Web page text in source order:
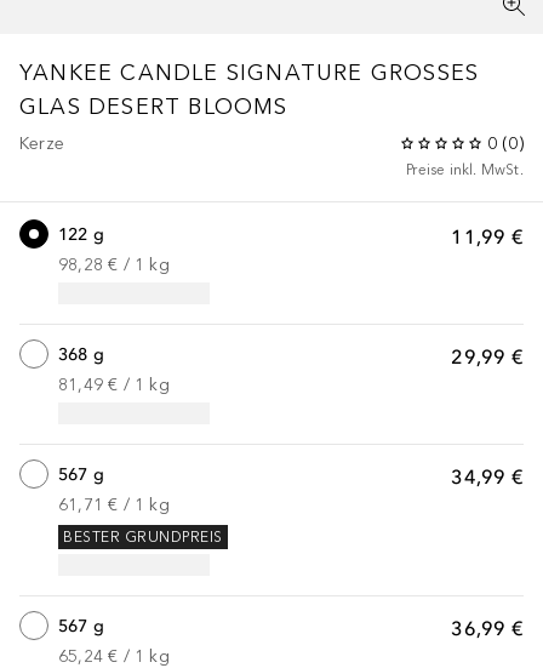
YANKEE CANDLE SIGNATURE GROSSES G
LAS DESERT BLOOMS
Kerze 0 (0)
Preise inkl. MwSt.
11,99 €
122 g
98,28 € / 1 kg
29,99 €
368 g
81,49 € / 1 kg
34,99 €
567 g
61,71 € / 1 kg
BESTER GRUNDPREIS
36,99 €
567 g
65,24 € / 1 kg